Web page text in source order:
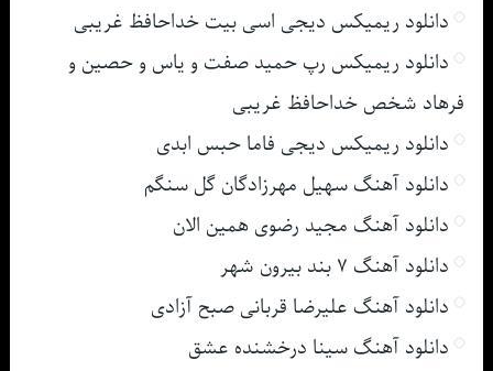
دانلود ریمیکس دیجی اسی بیت خداحافظ غریبی
دانلود ریمیکس رپ حمید صفت و یاس و حصین و
فرهاد شخص خداحافظ غریبی
دانلود ریمیکس دیجی فاما حبس ابدی
دانلود آهنگ سهیل مهرزادگان گل سنگم
دانلود آهنگ مجید رضوی همین الان
دانلود آهنگ ۷ بند بیرون شهر
دانلود آهنگ علیرضا قربانی صبح آزادی
دانلود آهنگ سینا درخشنده عشق